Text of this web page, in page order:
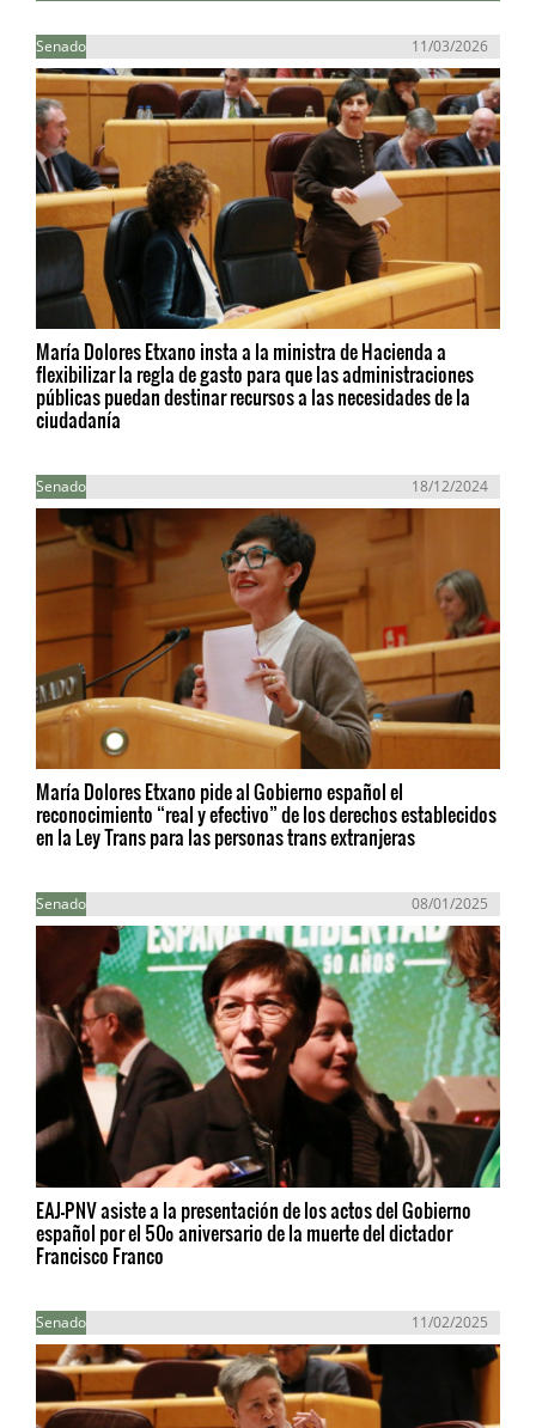
Senado 11/03/2026
María Dolores Etxano insta a la ministra de Hacienda a
flexibilizar la regla de gasto para que las administraciones
públicas puedan destinar recursos a las necesidades de la
ciudadanía
Senado 18/12/2024
María Dolores Etxano pide al Gobierno español el
reconocimiento “real y efectivo” de los derechos establecidos
en la Ley Trans para las personas trans extranjeras
Senado 08/01/2025
EAJ-PNV asiste a la presentación de los actos del Gobierno
español por el 50º aniversario de la muerte del dictador
Francisco Franco
Senado 11/02/2025